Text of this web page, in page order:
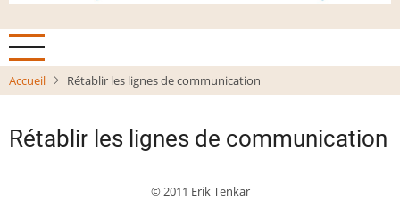
Accueil Rétablir les lignes de communication
Rétablir les lignes de communication
© 2011 Erik Tenkar